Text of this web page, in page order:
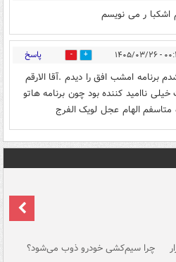
اشکبا ر می نویسم
۰۳/۲۶ 0 پاسخ
برنامه امشب افق را دیدم .آقا الارقم
ناامید کننده بود چون برنامه هاتو
الهام عجل لویک الفرج
چرا سیم‌کشی خودرو ذوب می‌شود؟